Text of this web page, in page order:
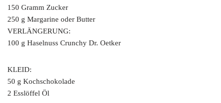
150 Gramm Zucker
250 g Margarine oder Butter
VERLÄNGERUNG:
100 g Haselnuss Crunchy Dr. Oetker
KLEID:
50 g Kochschokolade
2 Esslöffel Öl